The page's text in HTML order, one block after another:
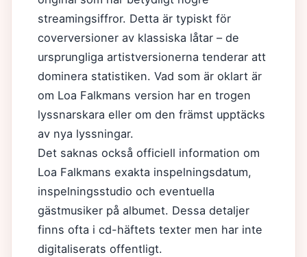
streamingsiffror. Detta är typiskt för
coverversioner av klassiska låtar – de
ursprungliga artistversionerna tenderar att
dominera statistiken. Vad som är oklart är
om Loa Falkmans version har en trogen
lyssnarskara eller om den främst upptäcks
av nya lyssningar.
Det saknas också officiell information om
Loa Falkmans exakta inspelningsdatum,
inspelningsstudio och eventuella
gästmusiker på albumet. Dessa detaljer
finns ofta i cd-häftets texter men har inte
digitaliserats offentligt.